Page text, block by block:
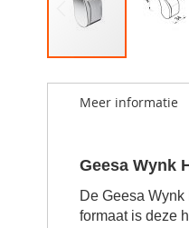
to
images
gallery
Meer informatie
Geesa Wynk
De Geesa
formaat is deze